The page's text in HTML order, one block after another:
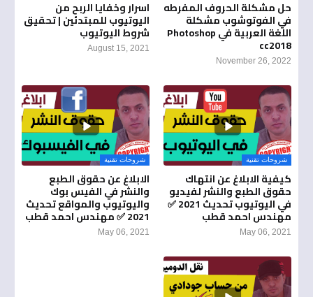
حل مشكلة الحروف المفرطه
في الفوتوشوب مشكلة
اللغة العربية في Photoshop
cc2018
November 26, 2022
اسرار وخفايا الربح من
اليوتيوب للمبتدئين | تحقيق
شروط اليوتيوب
August 15, 2021
شروحات تقنية
كيفية الابلاغ عن انتهاك
حقوق الطبع والنشر لفيديو
في اليوتيوب تحديث 2021 ✅
مهندس احمد قطب
May 06, 2021
شروحات تقنية
الابلاغ عن حقوق الطبع
والنشر في الفيس بوك
واليوتيوب والمواقع تحديث
2021 ✅ مهندس احمد قطب
May 06, 2021